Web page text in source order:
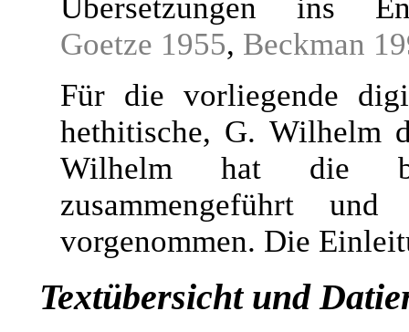
Übersetzungen ins
Goetze 1955, Beckman
Für die vorliegende
hethitische, G. Wilhelm
Wilhelm hat die
zusammengeführt
vorgenommen. Die
Textübersicht und